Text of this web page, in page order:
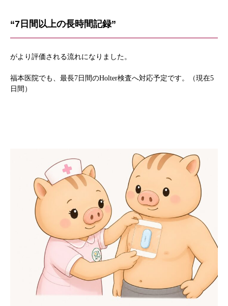
“7日間以上の長時間記録”
がより評価される流れになりました。
福本医院でも、最長7日間のHolter検査へ対応予定です。（現在5
日間）